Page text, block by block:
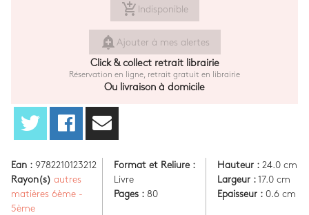
add_shopping_cart Indisponible
add_alert Ajouter à mes alertes
Click & collect retrait librairie
Réservation en ligne, retrait gratuit en librairie
Ou livraison à domicile
Ean : 9782210123212
Rayon(s) autres
matières 6ème -
5ème
Format et Reliure :
Livre
Pages : 80
Hauteur :24.0 cm
Largeur :17.0 cm
Epaisseur :0.6 cm